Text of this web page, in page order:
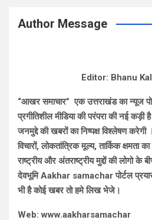
Author Message
Editor: Bhanu
“आखर समाचार” एक उत्तराखंड का न्यूज
प्रगीतिशील मीडिया की परंपरा की नई
जनमुद्दे की खबरों का निष्पक्ष विश्लेषण
विचारों, लोकतांत्रिक मूल्य, तार्किक क्षमता
राष्ट्रीय और अंतराष्ट्रीय मुद्दों की लोगो के
देवभूमि Aakhar samachar पोर्टल
भी है कोई खबर तो हमे लिख भेजे।
Web: www.aakharsamachar